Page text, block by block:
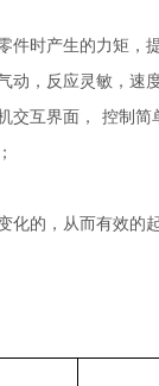
件时产生的力矩，
动，反应灵敏，速
交互界面， 控制简
；
化的，从而有效的